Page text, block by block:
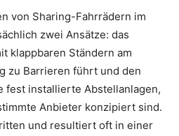
von Sharing-Fahrrädern im
zwei Ansätze: das
klappbaren Ständern am
zu Barrieren führt und den
fest installierte Abstellanlagen,
Anbieter konzipiert sind.
und resultiert oft in einer